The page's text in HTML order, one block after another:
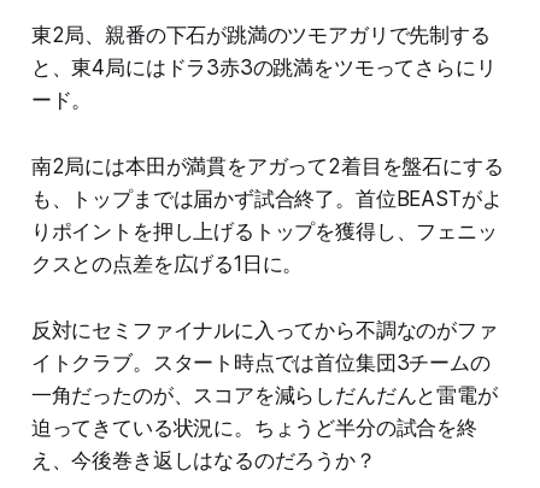
東2局、親番の下石が跳満のツモアガリで先制する
と、東4局にはドラ3赤3の跳満をツモってさらにリ
ード。
南2局には本田が満貫をアガって2着目を盤石にする
も、トップまでは届かず試合終了。首位BEASTがよ
りポイントを押し上げるトップを獲得し、フェニッ
クスとの点差を広げる1日に。
反対にセミファイナルに入ってから不調なのがファ
イトクラブ。スタート時点では首位集団3チームの
一角だったのが、スコアを減らしだんだんと雷電が
迫ってきている状況に。ちょうど半分の試合を終
え、今後巻き返しはなるのだろうか？